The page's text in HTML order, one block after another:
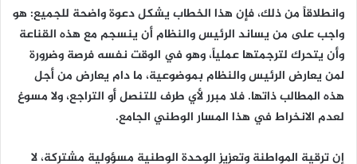
وانطلاقاً من ذلك، فإن هذا الخطاب يشكل دعوة واضحة للجميع: هو
واجب على من يساند الرئيس والنظام أن ينسجم مع هذه القناعة
وأن يتحرك لترجمتها عملياً، وهو في الوقت نفسه فرصة وضرورة
لمن يعارض الرئيس والنظام بموضوعية، ما دام يعارض من أجل
هذه المطالب ذاتها. فلا مبرر لأي طرف للتنصل أو التراجع، ولا مسوغ
لعدم الانخراط في هذا المسار الوطني الجامع.
إن ترقية المواطنة وتعزيز الوحدة الوطنية مسؤولية مشتركة، لا